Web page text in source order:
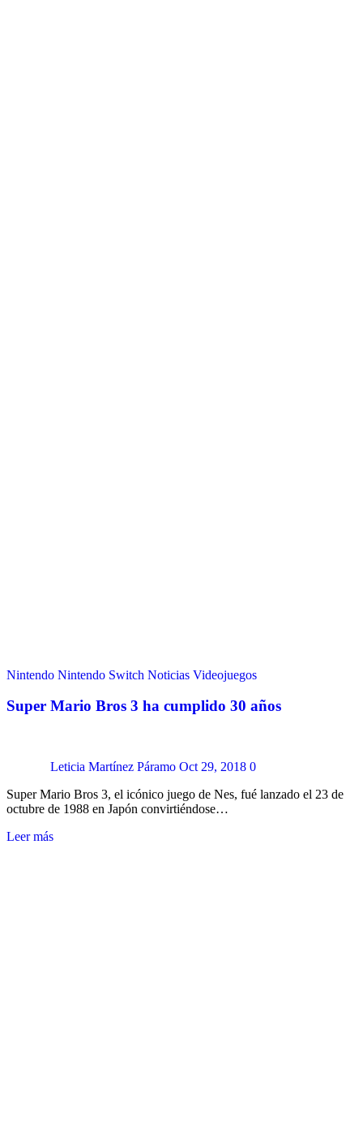
Nintendo Nintendo Switch Noticias Videojuegos
Super Mario Bros 3 ha cumplido 30 años
Leticia Martínez Páramo Oct 29, 2018 0
Super Mario Bros 3, el icónico juego de Nes, fué lanzado el 23 de
octubre de 1988 en Japón convirtiéndose…
Leer más